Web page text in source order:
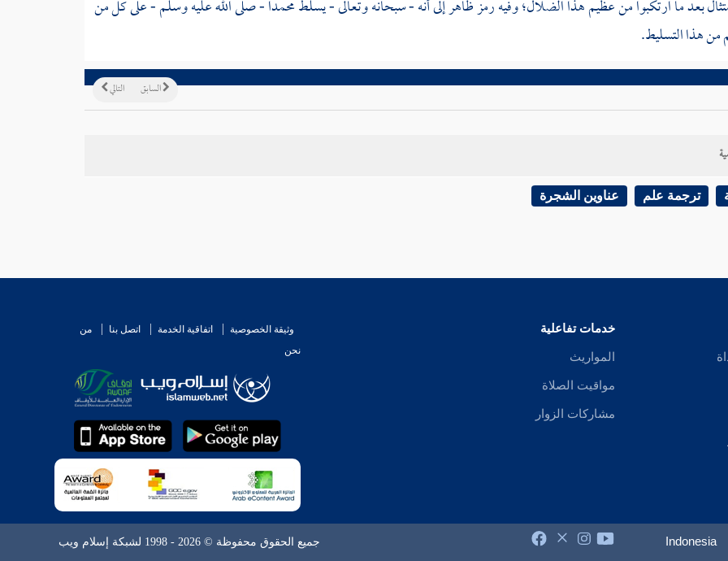
بعد ما ارتكبوا من عظيم هذا الضلال؛ وفيه رمز ظاهر إلى أنه - سبحانه وتعالى - يسلطمحمدا- صلى الله عليه وسلم - على كل من
من هذا التسليط.
التالي السابق
ترجمة علم عناوين الشجرة
خدمات تفاعلية
المواريث
مواقيت الصلاة
مشاركات الزوار
وثيقة الخصوصية اتفاقية الخدمة اتصل بنا
من
نحن
Indonesia جميع الحقوق محفوظة © 2026 - 1998 لشبكة إسلام ويب